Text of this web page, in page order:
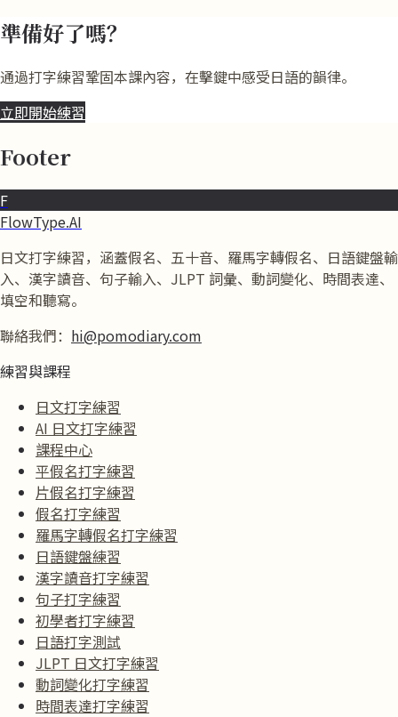
準備好了嗎？
通過打字練習鞏固本課內容，在擊鍵中感受日語的韻律。
立即開始練習
Footer
F
FlowType.AI
日文打字練習，涵蓋假名、五十音、羅馬字轉假名、日語鍵盤輸
入、漢字讀音、句子輸入、JLPT 詞彙、動詞變化、時間表達、
填空和聽寫。
聯絡我們： hi@pomodiary.com
練習與課程
日文打字練習
AI 日文打字練習
課程中心
平假名打字練習
片假名打字練習
假名打字練習
羅馬字轉假名打字練習
日語鍵盤練習
漢字讀音打字練習
句子打字練習
初學者打字練習
日語打字測試
JLPT 日文打字練習
動詞變化打字練習
時間表達打字練習